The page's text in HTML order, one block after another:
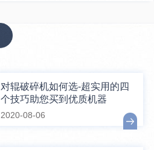
对辊破碎机如何选-超实用的四
个技巧助您买到优质机器
2020-08-06